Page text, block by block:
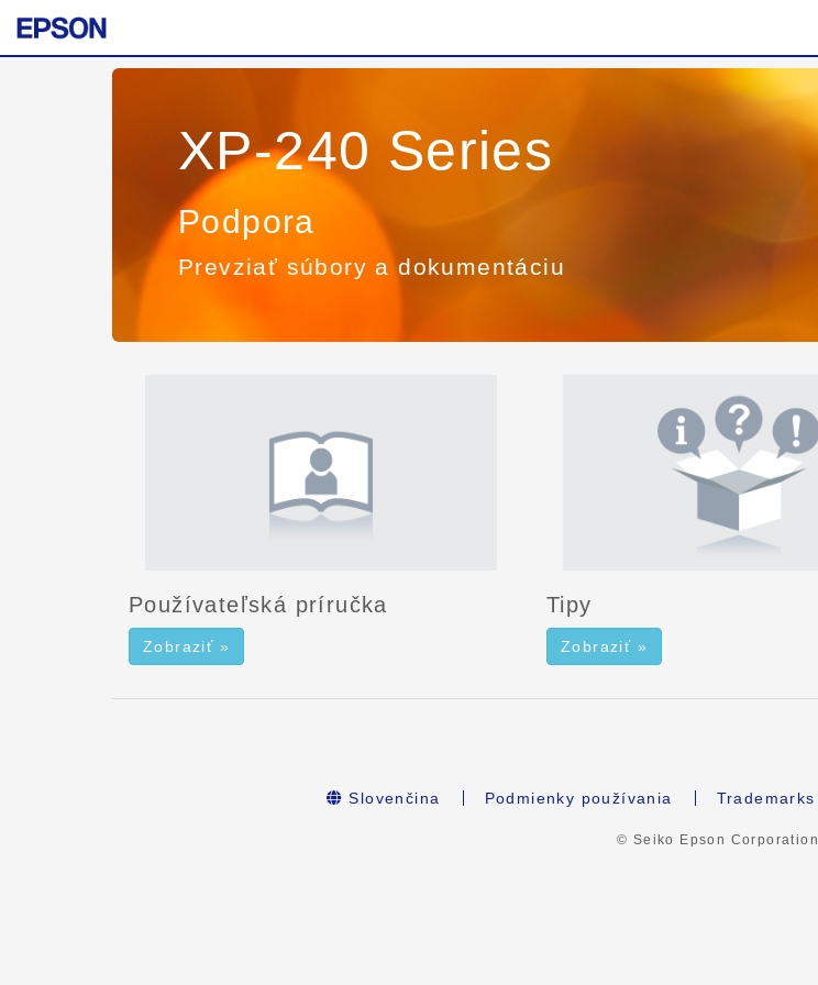
XP-240 Series
Podpora
Prevziať súbory a dokumentáciu
Používateľská príručka
Zobraziť »
Tipy
Zobraziť »
Slovenčina Podmienky používania Trademarks
© Seiko Epson Corporation